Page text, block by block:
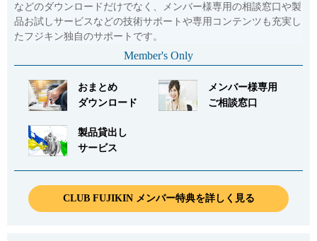
などのダウンロードだけでなく、メンバー様専用の相談窓口や製
品お試しサービスなどの技術サポートや専用コンテンツも充実し
たフジキン独自のサポートです。
Member's Only
おまとめ
ダウンロード
メンバー様専用
ご相談窓口
製品貸出し
サービス
CLUB FUJIKIN メンバー特典を詳しく見る